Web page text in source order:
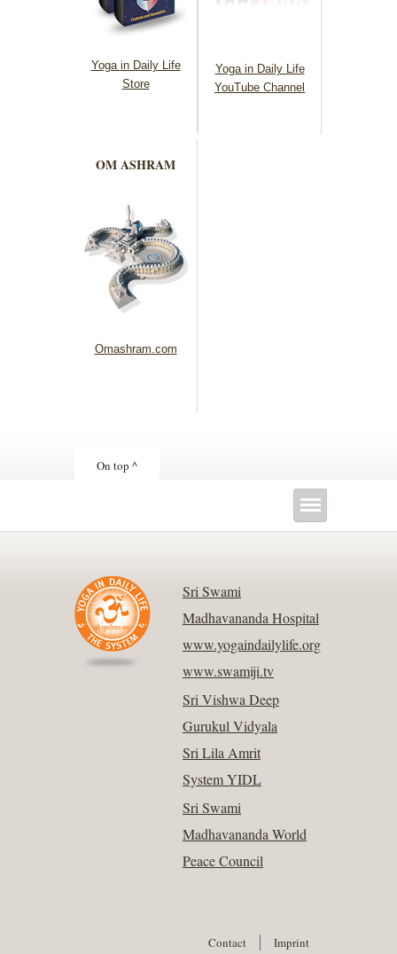
Yoga in Daily Life
Store
Yoga in Daily Life
YouTube Channel
OM ASHRAM
Omashram.com
On top ^
Sri Swami
Madhavananda Hospital
www.yogaindailylife.org
www.swamiji.tv
Sri Vishwa Deep
Gurukul Vidyala
Sri Lila Amrit
System YIDL
Sri Swami
Madhavananda World
Peace Council
Contact Imprint